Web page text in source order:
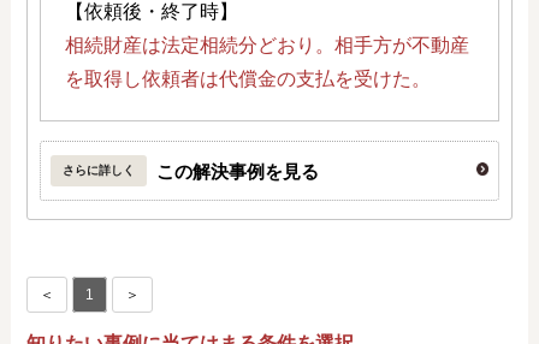
【依頼後・終了時】
相続財産は法定相続分どおり。相手方が不動産
を取得し依頼者は代償金の支払を受けた。
さらに詳しく この解決事例を見る
＜ 1 ＞